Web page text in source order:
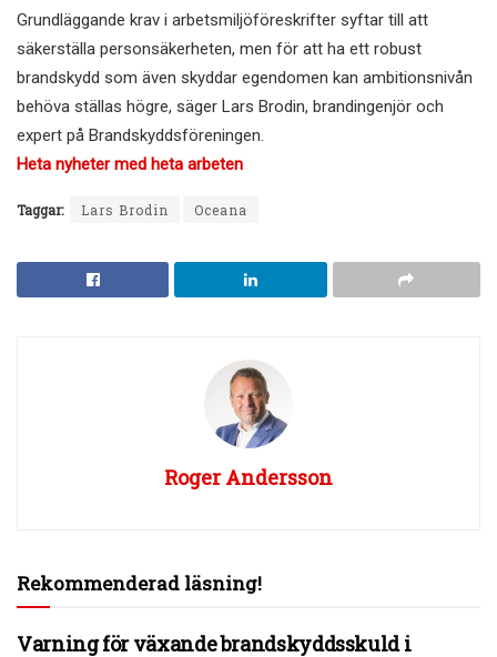
Grundläggande krav i arbetsmiljöföreskrifter syftar till att
säkerställa personsäkerheten, men för att ha ett robust
brandskydd som även skyddar egendomen kan ambitionsnivån
behöva ställas högre, säger Lars Brodin, brandingenjör och
expert på Brandskyddsföreningen.
Heta nyheter med heta arbeten
Taggar: Lars Brodin Oceana
Roger Andersson
Rekommenderad läsning!
Varning för växande brandskyddsskuld i